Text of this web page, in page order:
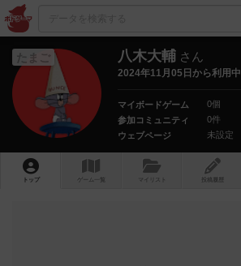
たまご 八木大輔 さん
2024年11月05日から利用中
マイボードゲーム
0個
参加コミュニティ
0件
ウェブページ
未設定
トップ ゲーム一覧 マイリスト 投稿履歴